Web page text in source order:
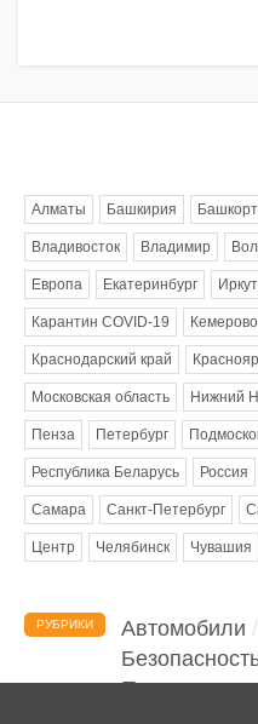
Алматы Башкирия
Владивосток Владимир
Европа Екатеринбург
Карантин COVID-19 Кемерово
Краснодарский край
Московская область Нижний
Пенза Петербург
Республика Беларусь Россия
Самара Санкт-Петербург
Центр Челябинск Чувашия
РУБРИКИ Автомобили
Помощь